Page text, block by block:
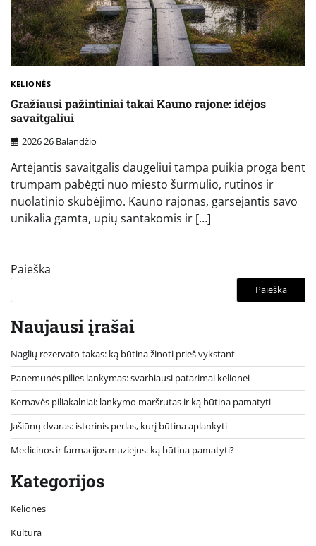
KELIONĖS
Gražiausi pažintiniai takai Kauno rajone: idėjos
savaitgaliui
2026 26 Balandžio
Artėjantis savaitgalis daugeliui tampa puikia proga bent
trumpam pabėgti nuo miesto šurmulio, rutinos ir
nuolatinio skubėjimo. Kauno rajonas, garsėjantis savo
unikalia gamta, upių santakomis ir […]
Paieška
Paieška
Naujausi įrašai
Naglių rezervato takas: ką būtina žinoti prieš vykstant
Panemunės pilies lankymas: svarbiausi patarimai kelionei
Kernavės piliakalniai: lankymo maršrutas ir ką būtina pamatyti
Jašiūnų dvaras: istorinis perlas, kurį būtina aplankyti
Medicinos ir farmacijos muziejus: ką būtina pamatyti?
Kategorijos
Kelionės
Kultūra